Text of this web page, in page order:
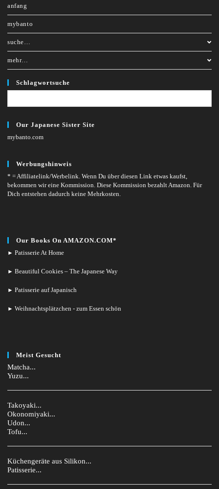
anfang
mybanto
suche…
mehr…
Schlagwortsuche
Our Japanese Sister Site
mybanto.com
Werbungshinweis
* = Affiliatelink/Werbelink. Wenn Du über diesen Link etwas kaufst,
bekommen wir eine Kommission. Diese Kommission bezahlt Amazon. Für
Dich entstehen dadurch keine Mehrkosten.
Our Books On AMAZON.COM*
► Patisserie At Home
► Beautiful Cookies – The Japanese Way
► Patisserie auf Japanisch
► Weihnachtsplätzchen - zum Essen schön
Meist Gesucht
Matcha...
Yuzu...
Takoyaki...
Okonomiyaki...
Udon...
Tofu...
Küchengeräte aus Silikon...
Patisserie...